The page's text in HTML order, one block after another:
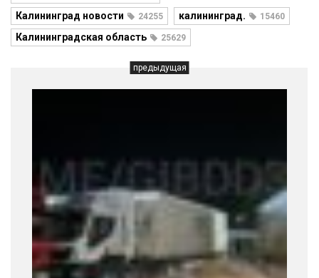
Калининград новости 24255 калининград. 15460
Калининградская область 25629
предыдущая